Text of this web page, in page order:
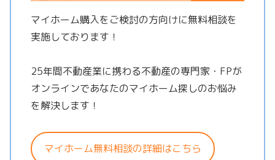
マイホーム購入をご検討の方向けに無料相談を
実施しております！
25年間不動産業に携わる不動産の専門家・FPが
オンラインであなたのマイホーム探しのお悩み
を解決します！
マイホーム無料相談の詳細はこちら